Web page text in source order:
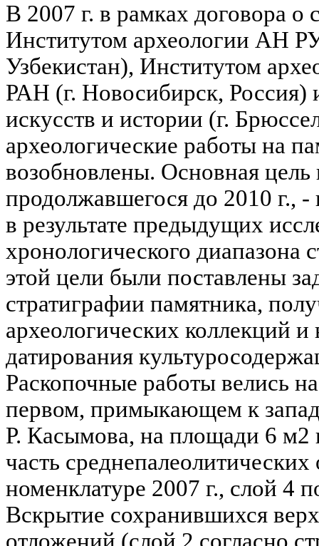
В 2007 г. в рамках договора о
Институтом археологии АН
Узбекистан), Институтом
РАН (г. Новосибирск, Россия)
искусств и истории (г.
археологические работы на
возобновлены. Основная цель
продолжавшегося до 2010 г., -
в результате предыдущих
хронологического диапазона
этой цели были поставлены
стратиграфии памятника,
археологических коллекций
датирования
Раскопочные работы велись
первом, примыкающем к
Р. Касымова, на площади 6 м2
часть
номенклатуре 2007 г., слой 4
Вскрытие сохранившихся